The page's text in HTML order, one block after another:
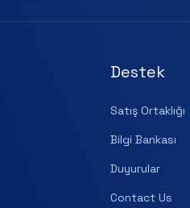
Destek
Satış Ortaklığı
Bilgi Bankası
Duyurular
Contact Us